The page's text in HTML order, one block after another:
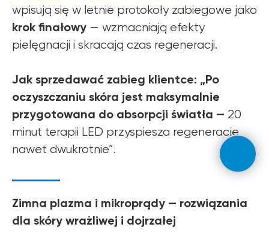
wpisują się w letnie protokoły zabiegowe jako
krok finałowy — wzmacniają efekty
pielęgnacji i skracają czas regeneracji.
Jak sprzedawać zabieg klientce: „Po
oczyszczaniu skóra jest maksymalnie
przygotowana do absorpcji światła — 20
minut terapii LED przyspiesza regenerację
nawet dwukrotnie”.
Zimna plazma i mikroprądy — rozwiązania
dla skóry wrażliwej i dojrzałej